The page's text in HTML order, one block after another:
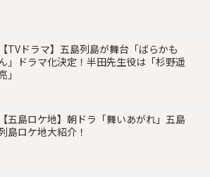
【TVドラマ】五島列島が舞台「ばらかも
」ドラマ化決定！半田先生役は「杉野遥
」
【五島ロケ地】朝ドラ「舞いあがれ」五島
島ロケ地大紹介！